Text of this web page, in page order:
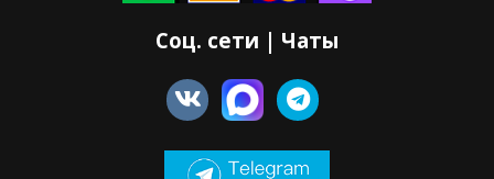
Соц. сети | Чаты